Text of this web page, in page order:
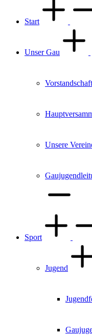
Start
Unser Gau
Vorstandschaft
Unsere
Sport
Jugend